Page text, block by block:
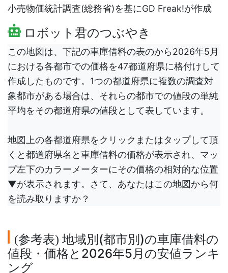
小売物価統計調査(総務省)を基にGD Freak!が作成
ロボット君のつぶやき
この地図は、下記の車庫借料の表のから2026年5月
における各都市での価格を47都道府県に格付けして
作成したものです。1つの都道府県に複数の調査対
象都市がある場合は、それらの都市での値段の単純
平均をその都道府県の値段として表しています。
地図上の各都道府県をクリックまたはタップして頂
くと都道府県名と車庫借料の価格が表示され、マッ
プ左下のカラーメーターにその価格の相対的な位置
▼が表示されます。さて、あなたはこの地図から何
を読み取りますか？
(参考表) 地域別(都市別)の車庫借料の
値段・価格と2026年5月の安値ランキ
ング